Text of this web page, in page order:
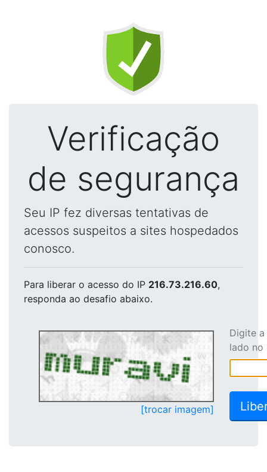
Verificação
de segurança
Seu IP fez diversas tentativas de
acessos suspeitos a sites hospedados
conosco.
Para liberar o acesso do IP 216.73.216.60,
responda ao desafio abaixo.
[trocar imagem]
Digite
lado no